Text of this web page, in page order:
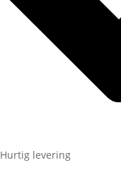
Hurtig levering